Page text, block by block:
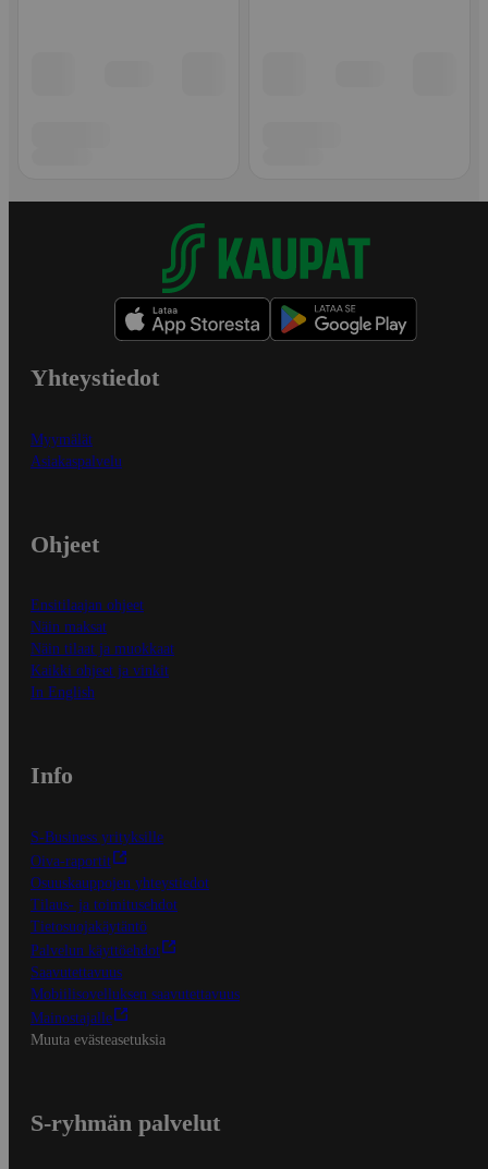
Yhteystiedot
Myymälät
Asiakaspalvelu
Ohjeet
Ensitilaajan ohjeet
Näin maksat
Näin tilaat ja muokkaat
Kaikki ohjeet ja vinkit
In English
Info
S-Business yrityksille
Oiva-raportit
Osuuskauppojen yhteystiedot
Tilaus- ja toimitusehdot
Tietosuojakäytäntö
Palvelun käyttöehdot
Saavutettavuus
Mobiilisovelluksen saavutettavuus
Mainostajalle
Muuta evästeasetuksia
S-ryhmän palvelut